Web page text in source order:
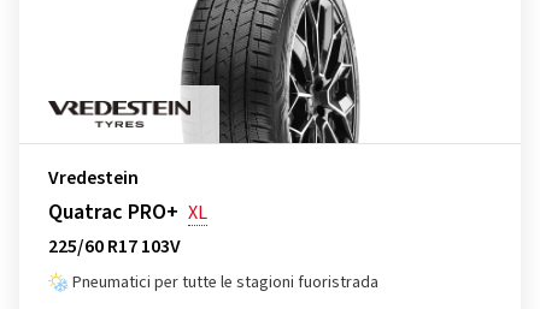
Vredestein
Quatrac PRO+ XL
225/60 R17 103V
Pneumatici per tutte le stagioni fuoristrada